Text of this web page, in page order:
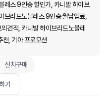
레스 9인승 할인가, 카니발 하이브
브리드노블레스 9인승 월납입료,
견적, 카니발 하이브리드노블레
천, 기아 프로모션
신차구매
기